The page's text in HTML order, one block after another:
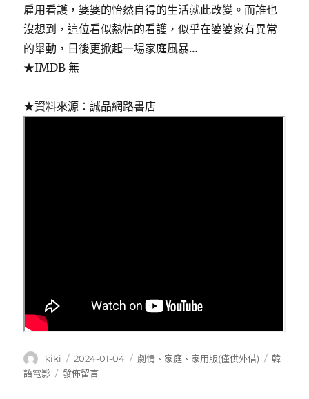
雇用看護，婆婆的怡然自得的生活就此改變。而誰也
沒想到，這位看似熱情的看護，似乎在婆婆家有異常
的舉動，日後更掀起一場家庭風暴…
★IMDB 無
★資料來源：誠品網路書店
作
者
kiki
發
佈
2024-01-04
分
劇情 、 家庭 、 家用版(僅供外借)
標
韓
語電影
在
發佈留言